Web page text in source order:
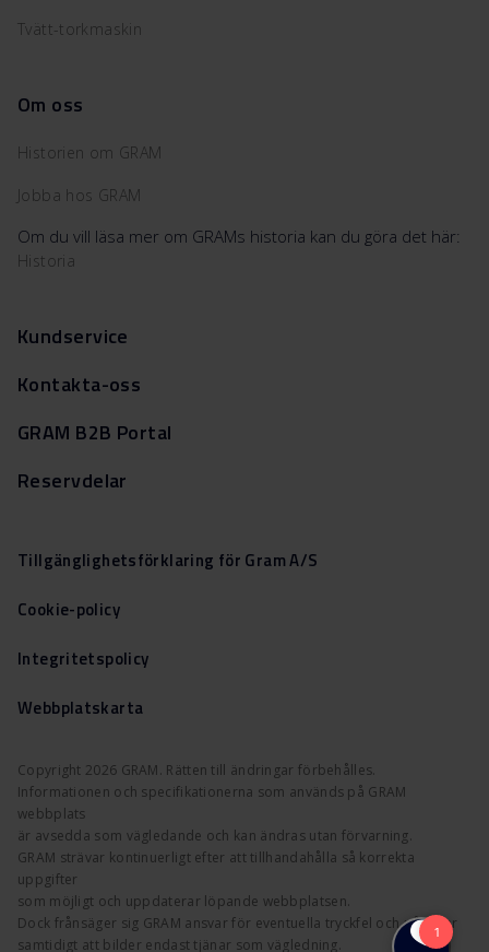
Tvätt-torkmaskin
Om oss
Historien om GRAM
Jobba hos GRAM
Om du vill läsa mer om GRAMs historia kan du göra det här:
Historia
Kundservice
Kontakta-oss
GRAM B2B Portal
Reservdelar
Copyright 2026 GRAM. Rätten till ändringar förbehålles.
Informationen och specifikationerna som används på GRAM
webbplats
är avsedda som vägledande och kan ändras utan förvarning.
GRAM strävar kontinuerligt efter att tillhandahålla så korrekta
uppgifter
som möjligt och uppdaterar löpande webbplatsen.
Dock frånsäger sig GRAM ansvar för eventuella tryckfel och påpekar
samtidigt att bilder endast tjänar som vägledning.
Tillgänglighetsförklaring för Gram A/S
Cookie-policy
Integritetspolicy
Webbplatskarta